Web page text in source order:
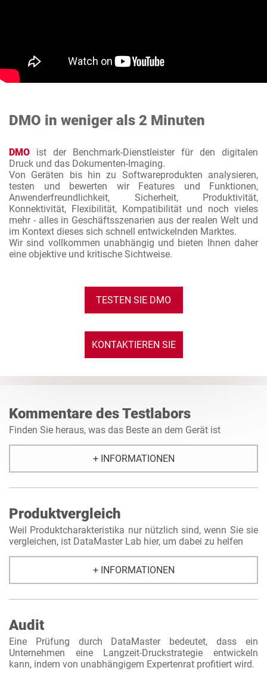
DMO in weniger als 2 Minuten
DMO ist der Benchmark-Dienstleister für den digitalen
Druck und das Dokumenten-Imaging.
Von Geräten bis hin zu Softwareprodukten analysieren,
testen und bewerten wir Features und Funktionen,
Anwenderfreundlichkeit, Sicherheit, Produktivität,
Konnektivität, Flexibilität, Kompatibilität und noch vieles
mehr - alles in Geschäftsszenarien aus der realen Welt und
im Kontext dieses sich schnell entwickelnden Marktes.
Wir sind vollkommen unabhängig und bieten Ihnen daher
eine objektive und kritische Sichtweise.
TESTEN SIE DMO
KONTAKTIEREN SIE
Kommentare des Testlabors
Finden Sie heraus, was das Beste an dem Gerät ist
+ INFORMATIONEN
Produktvergleich
Weil Produktcharakteristika nur nützlich sind, wenn Sie sie
vergleichen, ist DataMaster Lab hier, um dabei zu helfen
+ INFORMATIONEN
Audit
Eine Prüfung durch DataMaster bedeutet, dass ein
Unternehmen eine Langzeit-Druckstrategie entwickeln
kann, indem von unabhängigem Expertenrat profitiert wird.